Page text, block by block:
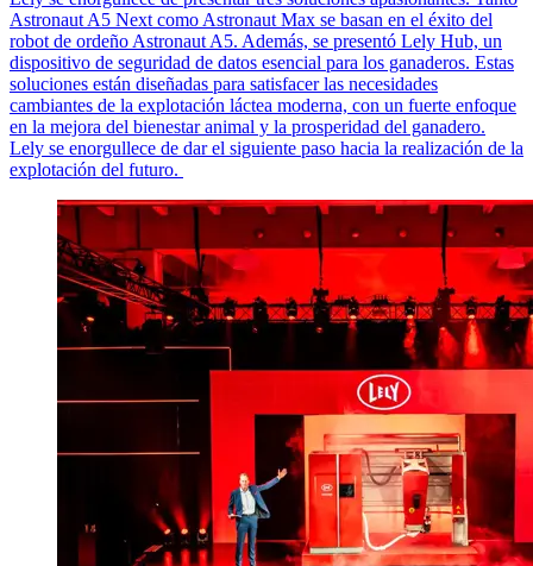
Astronaut A5 Next como Astronaut Max se basan en el éxito del
robot de ordeño Astronaut A5. Además, se presentó Lely Hub, un
dispositivo de seguridad de datos esencial para los ganaderos. Estas
soluciones están diseñadas para satisfacer las necesidades
cambiantes de la explotación láctea moderna, con un fuerte enfoque
en la mejora del bienestar animal y la prosperidad del ganadero.
Lely se enorgullece de dar el siguiente paso hacia la realización de la
explotación del futuro.